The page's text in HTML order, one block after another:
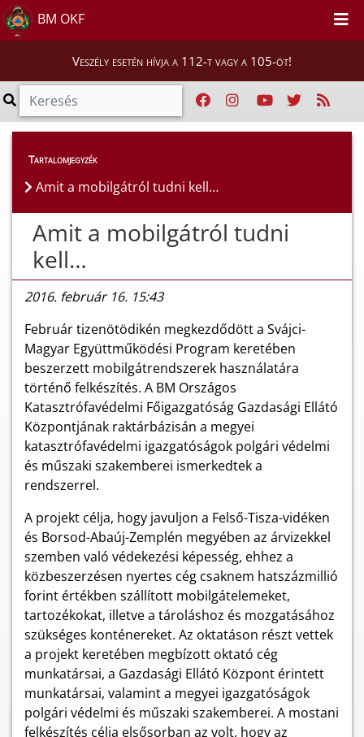
BM OKF
Veszély esetén hívja a 112-t vagy a 105-öt!
Híreink > Hírek
Tartalomjegyzék
Amit a mobilgátról tudni kell…
Amit a mobilgátról tudni
kell…
2016. február 16. 15:43
Február tizenötödikén megkezdődött a Svájci-
Magyar Együttműködési Program keretében
beszerzett mobilgátrendszerek használatára
történő felkészítés. A BM Országos
Katasztrófavédelmi Főigazgatóság Gazdasági Ellátó
Központjának raktárbázisán a megyei
katasztrófavédelmi igazgatóságok polgári védelmi
és műszaki szakemberei ismerkedtek a
rendszerrel.
A projekt célja, hogy javuljon a Felső-Tisza-vidéken
és Borsod-Abaúj-Zemplén megyében az árvizekkel
szemben való védekezési képesség, ehhez a
közbeszerzésen nyertes cég csaknem hatszázmillió
forint értékben szállított mobilgátelemeket,
tartozékokat, illetve a tároláshoz és mozgatásához
szükséges konténereket. Az oktatáson részt vettek
a projekt keretében megbízott oktató cég
munkatársai, a Gazdasági Ellátó Központ érintett
munkatársai, valamint a megyei igazgatóságok
polgári védelmi és műszaki szakemberei. A mostani
felkészítés célja elsősorban az volt, hogy az